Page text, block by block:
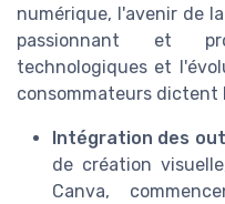
numérique, l'avenir de
passionnant et
technologiques et
consommateurs dictent
Intégration des
de création
Canva,